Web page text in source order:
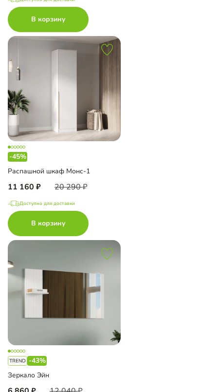
В корзину
-45%
Распашной шкаф Монс-1
11 160 20 290
Доступно для доставки
В корзину
-43%
Зеркало Эйн